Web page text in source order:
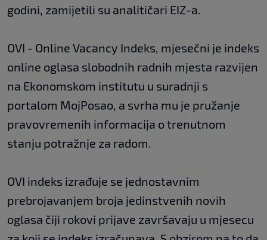
godini, zamijetili su analitičari EIZ-a.
OVI - Online Vacancy Indeks, mjesečni je indeks
online oglasa slobodnih radnih mjesta razvijen
na Ekonomskom institutu u suradnji s
portalom MojPosao, a svrha mu je pružanje
pravovremenih informacija o trenutnom
stanju potražnje za radom.
OVI indeks izrađuje se jednostavnim
prebrojavanjem broja jedinstvenih novih
oglasa čiji rokovi prijave završavaju u mjesecu